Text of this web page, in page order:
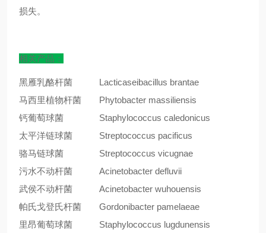
损失。
相关产品：
黑雁乳酪杆菌
Lacticaseibacillus brantae
马西里植物杆菌
Phytobacter massiliensis
钙葡萄球菌
Staphylococcus caledonicus
太平洋链球菌
Streptococcus pacificus
骆马链球菌
Streptococcus vicugnae
污水不动杆菌
Acinetobacter defluvii
武侯不动杆菌
Acinetobacter wuhouensis
帕氏戈登氏杆菌
Gordonibacter pamelaeae
里昂葡萄球菌
Staphylococcus lugdunensis